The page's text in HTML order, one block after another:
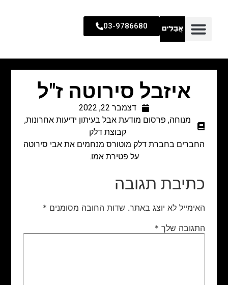
03-9786680
איזבל סירוטה ז"ל
דצמבר 22, 2022
מנוחה, פרסום מודעת אבל בעיתון ידיעות אחרונות,
קבוצת דלק
החברים בחברת דלק מוטורס מנחמים את אבי סירוטה
על פטירת אמו.
כתיבת תגובה
האימייל לא יוצג באתר. שדות החובה מסומנים *
התגובה שלך *